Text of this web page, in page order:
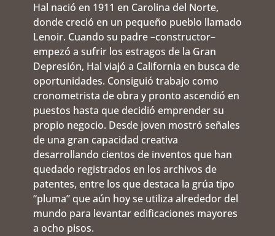
Hal nació en 1911 en Carolina del Norte,
donde creció en un pequeño pueblo llamado
Lenoir. Cuando su padre –constructor–
empezó a sufrir los estragos de la Gran
Depresión, Hal viajó a California en busca de
oportunidades. Consiguió trabajo como
cronometrista de obra y pronto ascendió en
puestos hasta que decidió emprender su
propio negocio. Desde joven mostró señales
de una gran capacidad creativa
desarrollando cientos de inventos que han
quedado registrados en los archivos de
patentes, entre los que destaca la grúa tipo
“pluma” que aún hoy se utiliza alrededor del
mundo para levantar edificaciones mayores
a ocho pisos.